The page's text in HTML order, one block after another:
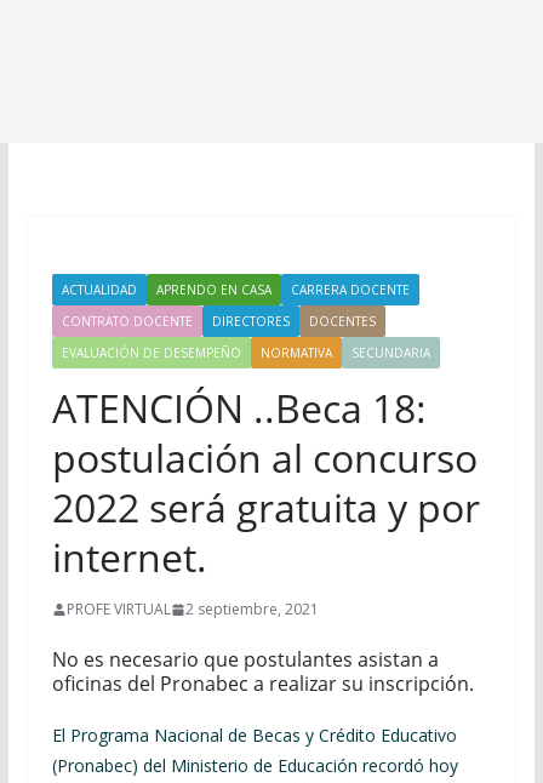
ACTUALIDAD APRENDO EN CASA
CARRERA DOCENTE
CONTRATO DOCENTE
DIRECTORES
DOCENTES
EVALUACIÓN DE DESEMPEÑO
NORMATIVA SECUNDARIA
ATENCIÓN ..Beca 18:
postulación al concurso
2022 será gratuita y por
internet.
PROFE VIRTUAL 2 septiembre, 2021
No es necesario que postulantes asistan a
oficinas del Pronabec a realizar su inscripción.
El Programa Nacional de Becas y Crédito Educativo
(Pronabec) del Ministerio de Educación recordó hoy